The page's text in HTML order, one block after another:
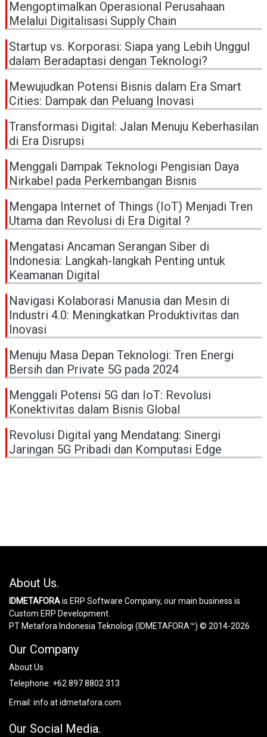
Mengoptimalkan Operasional Perusahaan
Melalui Digitalisasi Supply Chain
Startup vs. Korporasi: Siapa yang Lebih Unggul
dalam Beradaptasi dengan Teknologi?
Mewujudkan Potensi Bisnis dalam Era Smart
Cities: Dampak dan Peluang Inovasi
Transformasi Digital: Jalan Menuju Keberhasilan
di Era Disrupsi
Menggali Dampak Teknologi Pengisian Daya
Nirkabel pada Perkembangan Bisnis
Mengapa Internet of Things (IoT) Menjadi Tren
Utama dan Revolusi di Era Digital ?
Mengatasi Ancaman Serangan Siber di
Indonesia: Langkah-langkah Penting untuk
Keamanan Digital
Navigasi Kolaborasi Manusia dan Mesin di
Industri 4.0: Meningkatkan Produktivitas dan
Inovasi
Menuju Masa Depan Teknologi: Tren Energi
Bersih dan Private 5G pada 2024
Menggali Potensi 5G dan IoT: Revolusi
Konektivitas dalam Bisnis Global
Revolusi Digital yang Mendatang: Sinergi
Jaringan 5G Pribadi dan Komputasi Edge
About Us.
IDMETAFORAis ERP Software Company, our main business is
Custom ERP Development.
PT Metafora Indonesia Teknologi (IDMETAFORA™) © 2014-2026
Our Company
About Us
Telephone: +62 897 8802 313
Email: info at idmetafora.com
Our Social Media.